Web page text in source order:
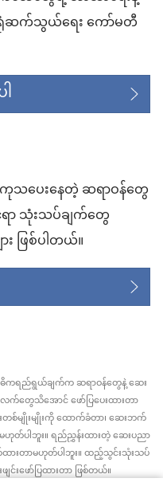
းရုံဆက်သွယ်ရေး ကော်မတီ
ပေးနေတဲ့ ဆရာဝန်တွေ
သုံးသပ်ချက်တွေ
ဖြစ်ပါတယ်။
ရည်ရွယ်ချက်က ဆရာဝန်တွေနဲ့ ဆေး
ေသိအောင် ဖော်ပြပေးထားတာ
စ်မျိုးမျိုးကို ထောက်ခံတာ၊ ဆေးဘက်
ဟုတ်ပါဘူး။ ရည်ညွှန်းထားတဲ့ ဆေးပညာ
းတာမဟုတ်ပါဘူး။ ထည့်သွင်းသုံးသပ်
ဖော်ပြထားတာ ဖြစ်တယ်။